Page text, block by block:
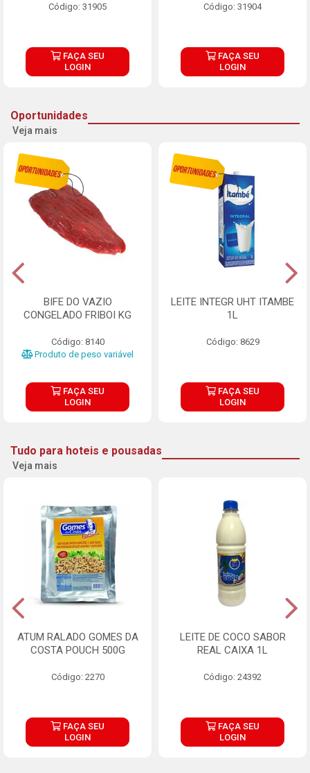
Código: 31905
FAÇA SEU
LOGIN
Código: 31904
FAÇA SEU
LOGIN
Oportunidades
Veja mais
BIFE DO VAZIO
CONGELADO FRIBOI KG
Código: 8140
Produto de peso variável
FAÇA SEU
LOGIN
LEITE INTEGR UHT ITAMBE
1L
Código: 8629
FAÇA SEU
LOGIN
Tudo para hoteis e pousadas
Veja mais
ATUM RALADO GOMES DA
COSTA POUCH 500G
Código: 2270
FAÇA SEU
LOGIN
LEITE DE COCO SABOR
REAL CAIXA 1L
Código: 24392
FAÇA SEU
LOGIN